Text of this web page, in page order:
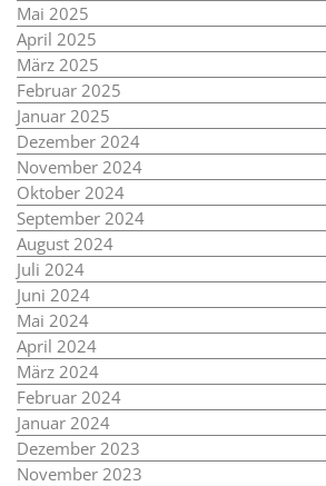
Mai 2025
April 2025
März 2025
Februar 2025
Januar 2025
Dezember 2024
November 2024
Oktober 2024
September 2024
August 2024
Juli 2024
Juni 2024
Mai 2024
April 2024
März 2024
Februar 2024
Januar 2024
Dezember 2023
November 2023